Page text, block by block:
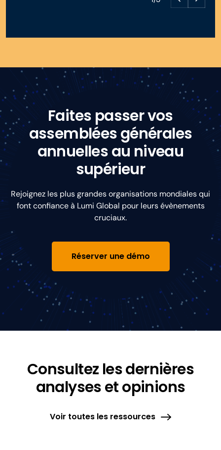
Faites passer vos
assemblées générales
annuelles au niveau
supérieur
Rejoignez les plus grandes organisations mondiales qui
font confiance à Lumi Global pour leurs évènements
cruciaux.
Réserver une démo
Consultez les dernières
analyses et opinions
Voir toutes les ressources